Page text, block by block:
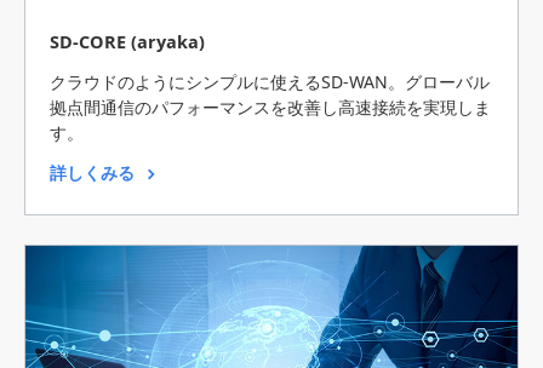
SD-CORE (aryaka)
クラウドのようにシンプルに使えるSD-WAN。グローバル
拠点間通信のパフォーマンスを改善し高速接続を実現しま
す。
詳しくみる